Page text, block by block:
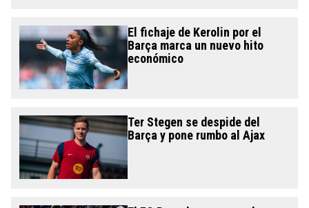
El fichaje de Kerolin por el
Barça marca un nuevo hito
económico
Ter Stegen se despide del
Barça y pone rumbo al Ajax